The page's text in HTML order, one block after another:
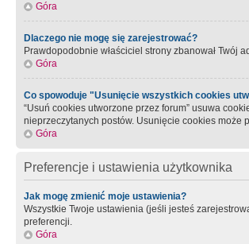
Góra
Dlaczego nie mogę się zarejestrować?
Prawdopodobnie właściciel strony zbanował Twój
Góra
Co spowoduje "Usunięcie wszystkich cookies
“Usuń cookies utworzone przez forum” usuwa
nieprzeczytanych postów. Usunięcie cookies
Góra
Preferencje i ustawienia użytkownika
Jak mogę zmienić moje ustawienia?
Wszystkie Twoje ustawienia (jeśli jesteś
preferencji.
Góra